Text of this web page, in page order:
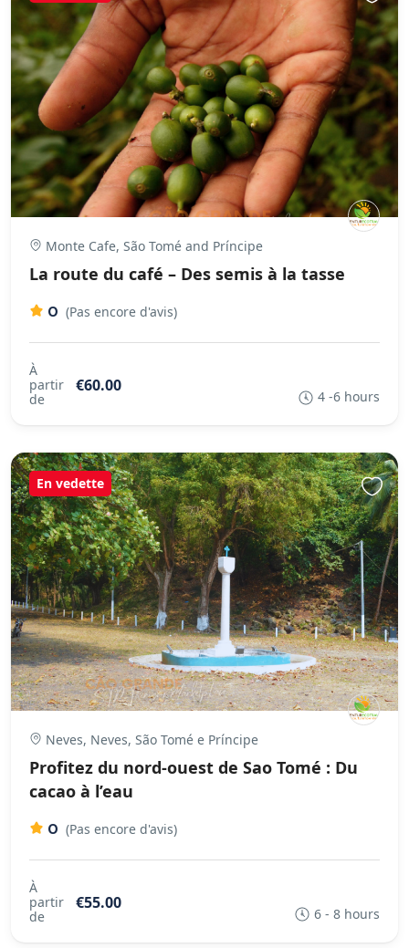
Monte Cafe, São Tomé and Príncipe
La route du café – Des semis à la tasse
0 (Pas encore d'avis)
À
partir
de
€60.00
4 -6 hours
En vedette
Neves, Neves, São Tomé e Príncipe
Profitez du nord-ouest de Sao Tomé : Du
cacao à l’eau
0 (Pas encore d'avis)
À
partir
de
€55.00
6 - 8 hours